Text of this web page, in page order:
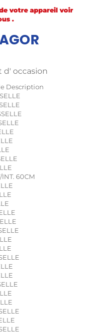
votre appareil voir
.
d' occasion
Description
INT. 60CM